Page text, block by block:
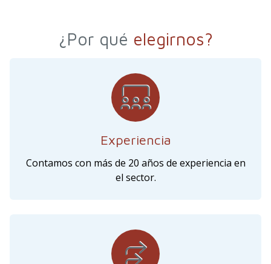
¿Por qué elegirnos?
Experiencia
Contamos con más de 20 años de experiencia en
el sector.